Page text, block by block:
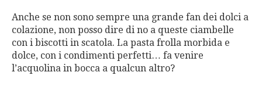
Anche se non sono sempre una grande fan dei dolci a
colazione, non posso dire di no a queste ciambelle
con i biscotti in scatola. La pasta frolla morbida e
dolce, con i condimenti perfetti… fa venire
l’acquolina in bocca a qualcun altro?